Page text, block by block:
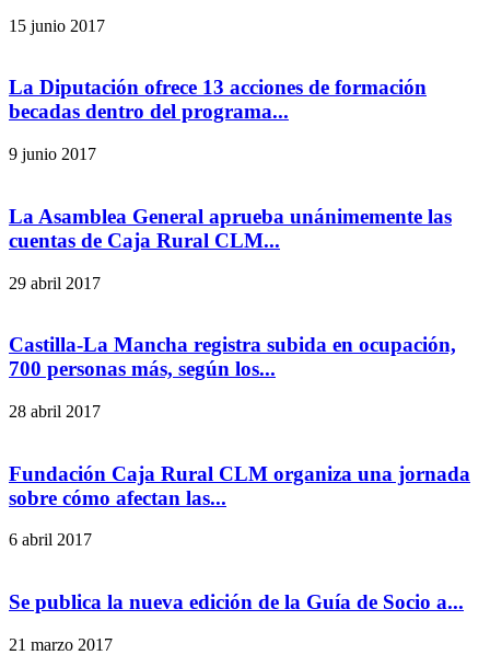
15 junio 2017
La Diputación ofrece 13 acciones de formación
becadas dentro del programa...
9 junio 2017
La Asamblea General aprueba unánimemente las
cuentas de Caja Rural CLM...
29 abril 2017
Castilla-La Mancha registra subida en ocupación,
700 personas más, según los...
28 abril 2017
Fundación Caja Rural CLM organiza una jornada
sobre cómo afectan las...
6 abril 2017
Se publica la nueva edición de la Guía de Socio a...
21 marzo 2017